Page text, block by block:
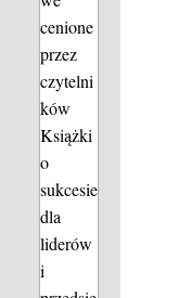
cenione
przez
czytelni
ków
Książki
o
sukcesie
dla
liderów
i